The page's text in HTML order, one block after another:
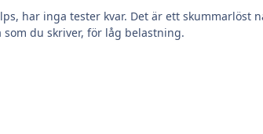
har inga tester kvar. Det är ett skummarlöst
du skriver, för låg belastning.